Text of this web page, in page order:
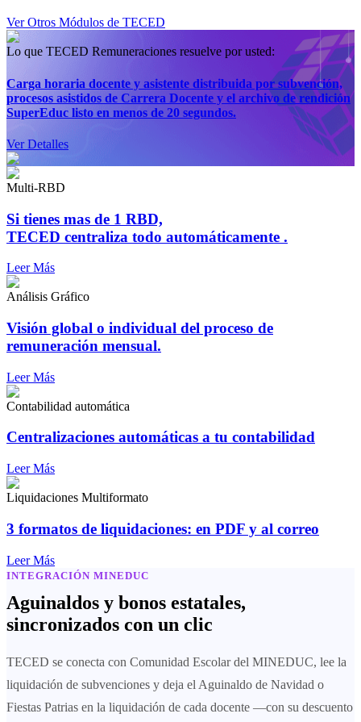
Ver Otros Módulos de TECED
Lo que TECED Remuneraciones resuelve por usted:
Carga horaria docente y asistente distribuida por subvención,
procesos asistidos de Carrera Docente y el archivo de rendición
SuperEduc listo en menos de 20 segundos.
Ver Detalles
Multi-RBD
Si tienes mas de 1 RBD,
TECED centraliza todo automáticamente .
Leer Más
Análisis Gráfico
Visión global o individual del proceso de
remuneración mensual.
Leer Más
Contabilidad automática
Centralizaciones automáticas a tu contabilidad
Leer Más
Liquidaciones Multiformato
3 formatos de liquidaciones: en PDF y al correo
Leer Más
INTEGRACIÓN MINEDUC
Aguinaldos y bonos estatales,
sincronizados con un clic
TECED se conecta con Comunidad Escolar del MINEDUC, lee la
liquidación de subvenciones y deja el Aguinaldo de Navidad o
Fiestas Patrias en la liquidación de cada docente —con su descuento